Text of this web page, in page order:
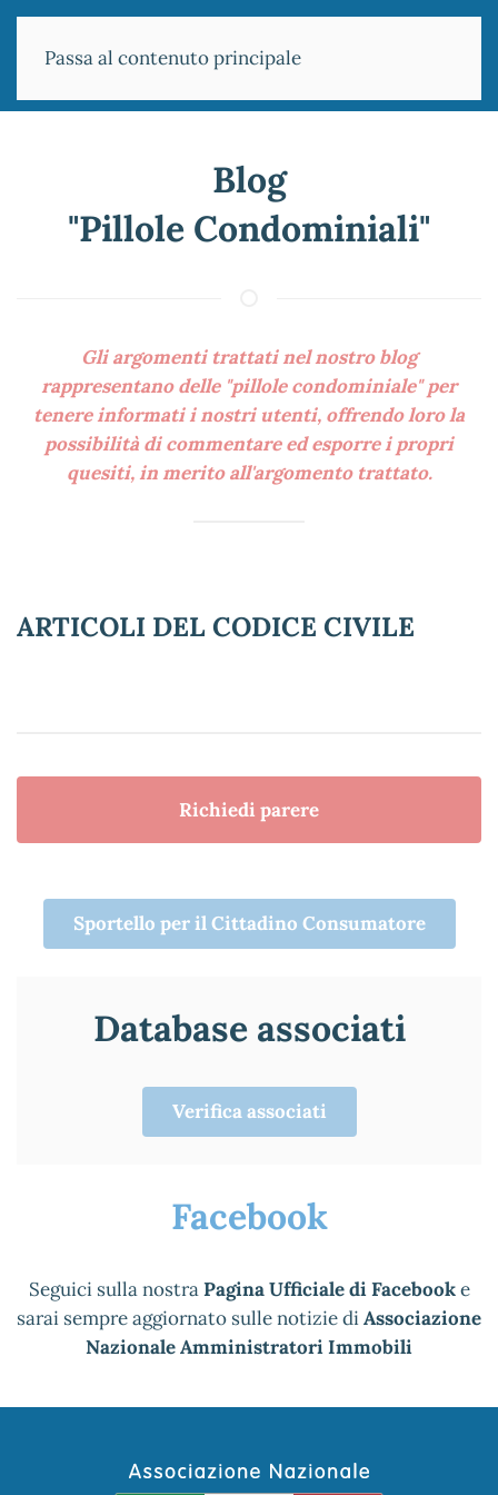
Passa al contenuto principale
Blog
"Pillole Condominiali"
Gli argomenti trattati nel nostro blog
rappresentano delle "pillole condominiale" per
tenere informati i nostri utenti, offrendo loro la
possibilità di commentare ed esporre i propri
quesiti, in merito all'argomento trattato.
ARTICOLI DEL CODICE CIVILE
Richiedi parere
Sportello per il Cittadino Consumatore
Database associati
Verifica associati
Facebook
Seguici sulla nostraPagina Ufficiale di Facebooke
sarai sempre aggiornato sulle notizie diAssociazione
Nazionale Amministratori Immobili